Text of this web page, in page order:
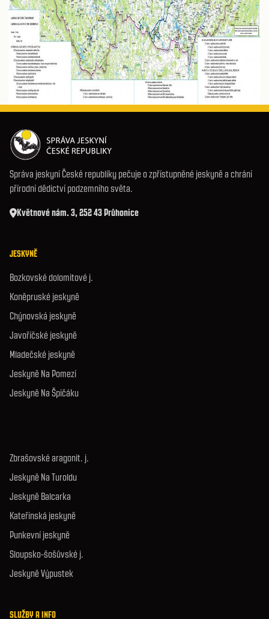
Správa jeskyní České republiky pečuje o zpřístupněné jeskyně a chrání
přírodní dědictví podzemního světa.
Květnové nám. 3, 252 43 Průhonice
JESKYNĚ
Bozkovské dolomitové j.
Koněpruské jeskyně
Chýnovská jeskyně
Javoříčské jeskyně
Mladečské jeskyně
Jeskyně Na Pomezí
Jeskyně Na Špičáku
Zbrašovské aragonit. j.
Jeskyně Na Turoldu
Jeskyně Balcarka
Kateřinská jeskyně
Punkevní jeskyně
Sloupsko-šošůvské j.
Jeskyně Výpustek
SLUŽBY A INFO